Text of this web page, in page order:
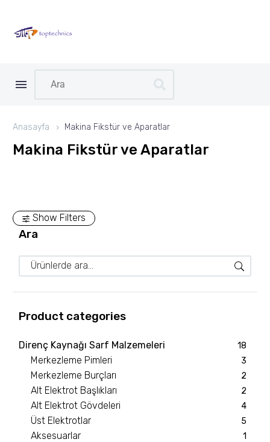
Anasayfa Makina Fikstür ve Aparatlar
Makina Fikstür ve Aparatlar
Show Filters
Ara
Product categories
Direnç Kaynağı Sarf Malzemeleri 18
Merkezleme Pimleri 3
Merkezleme Burçları 2
Alt Elektrot Başlıkları 2
Alt Elektrot Gövdeleri 4
Üst Elektrotlar 5
Aksesuarlar 1